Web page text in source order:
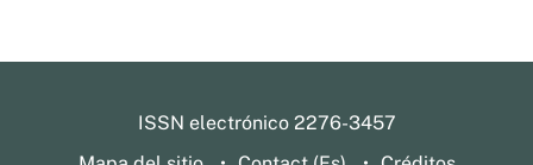
ISSN electrónico 2276-3457